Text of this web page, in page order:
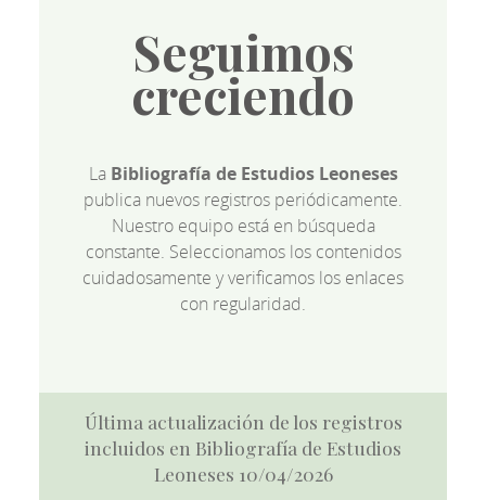
Seguimos
creciendo
La Bibliografía de Estudios Leoneses
publica nuevos registros periódicamente.
Nuestro equipo está en búsqueda
constante. Seleccionamos los contenidos
cuidadosamente y verificamos los enlaces
con regularidad.
Última actualización de los registros
incluidos en Bibliografía de Estudios
Leoneses 10/04/2026